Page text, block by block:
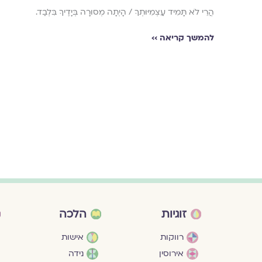
הֲרֵי לֹא תָּמִיד עַצְמִיּוּתְךָ / הָיְתָה מְסוּרָה בְּיָדֶיךָ בִּלְבַד.
להמשך קריאה ››
זוגיות
רווקות
אירוסין
הלכה
אישות
נידה